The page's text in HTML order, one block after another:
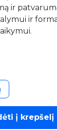
ir
ir
į krepšelį